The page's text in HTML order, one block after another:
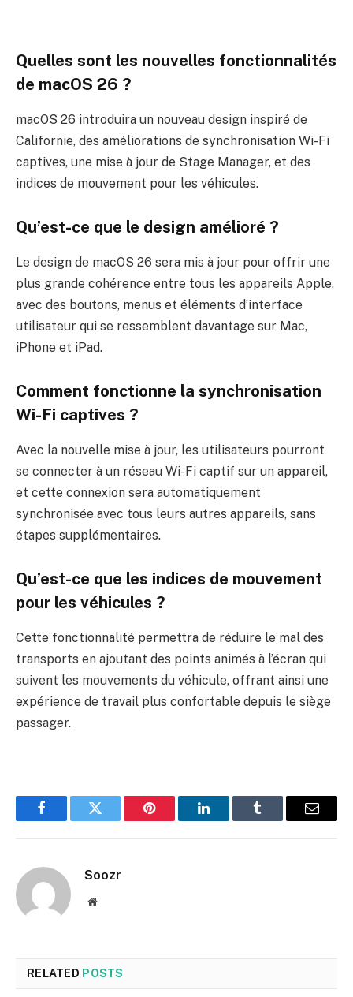
Quelles sont les nouvelles fonctionnalités
de macOS 26 ?
macOS 26 introduira un nouveau design inspiré de
Californie, des améliorations de synchronisation Wi-Fi
captives, une mise à jour de Stage Manager, et des
indices de mouvement pour les véhicules.
Qu’est-ce que le design amélioré ?
Le design de macOS 26 sera mis à jour pour offrir une
plus grande cohérence entre tous les appareils Apple,
avec des boutons, menus et éléments d’interface
utilisateur qui se ressemblent davantage sur Mac,
iPhone et iPad.
Comment fonctionne la synchronisation
Wi-Fi captives ?
Avec la nouvelle mise à jour, les utilisateurs pourront
se connecter à un réseau Wi-Fi captif sur un appareil,
et cette connexion sera automatiquement
synchronisée avec tous leurs autres appareils, sans
étapes supplémentaires.
Qu’est-ce que les indices de mouvement
pour les véhicules ?
Cette fonctionnalité permettra de réduire le mal des
transports en ajoutant des points animés à l’écran qui
suivent les mouvements du véhicule, offrant ainsi une
expérience de travail plus confortable depuis le siège
passager.
FacebookTwitter Pinterest LinkedInTumblr Email
Soozr
Website
RELATED POSTS